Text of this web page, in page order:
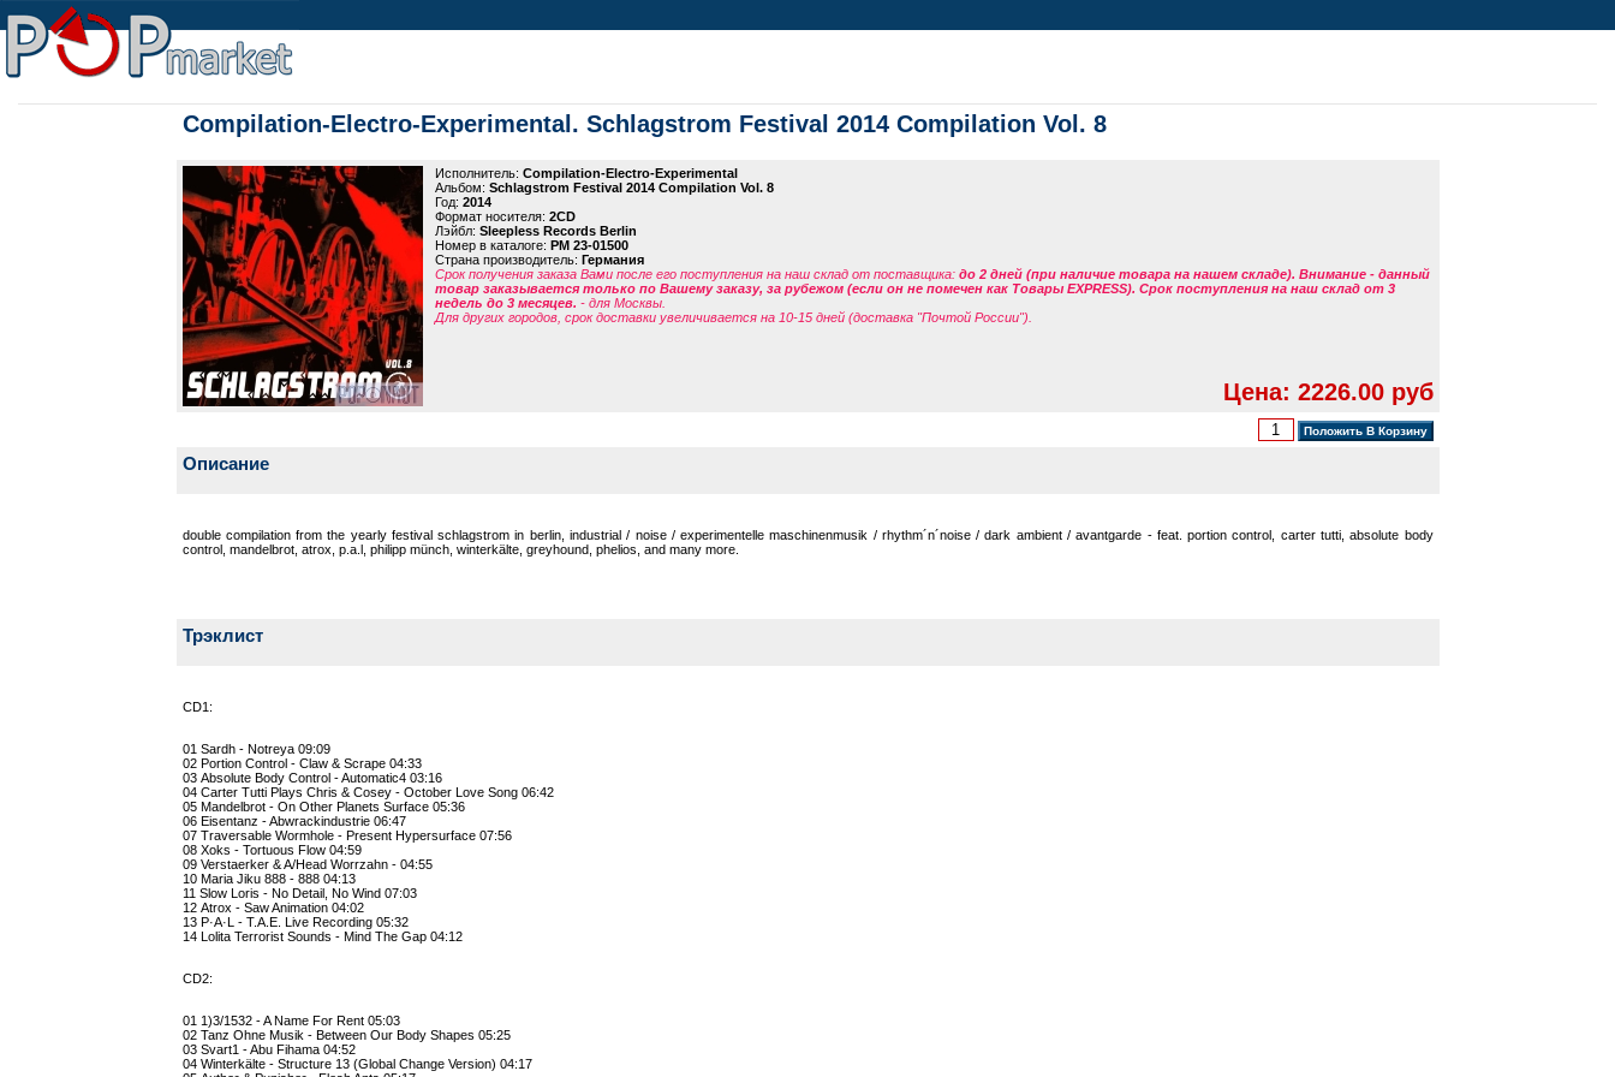
Compilation-Electro-Experimental. Schlagstrom Festival 2014 Compilation Vol. 8
Исполнитель: Compilation-Electro-Experimental
Альбом: Schlagstrom Festival 2014 Compilation Vol. 8
Год: 2014
Формат носителя: 2CD
Лэйбл: Sleepless Records Berlin
Номер в каталоге: PM 23-01500
Страна производитель: Германия
Срок получения заказа Вами после его поступления на наш склад от поставщика: до 2 дней (при наличие товара на нашем складе). Внимание - данный
товар заказывается только по Вашему заказу, за рубежом (если он не помечен как Товары EXPRESS). Срок поступления на наш склад от 3
недель до 3 месяцев. - для Москвы.
Для других городов, срок доставки увеличивается на 10-15 дней (доставка "Почтой России").
Цена: 2226.00 руб
Описание
double compilation from the yearly festival schlagstrom in berlin, industrial / noise / experimentelle maschinenmusik / rhythm´n´noise / dark ambient / avantgarde - feat. portion control, carter tutti, absolute body
control, mandelbrot, atrox, p.a.l, philipp münch, winterkälte, greyhound, phelios, and many more.
Трэклист
CD1:
01 Sardh - Notreya 09:09
02 Portion Control - Claw & Scrape 04:33
03 Absolute Body Control - Automatic4 03:16
04 Carter Tutti Plays Chris & Cosey - October Love Song 06:42
05 Mandelbrot - On Other Planets Surface 05:36
06 Eisentanz - Abwrackindustrie 06:47
07 Traversable Wormhole - Present Hypersurface 07:56
08 Xoks - Tortuous Flow 04:59
09 Verstaerker & A/Head Worrzahn - 04:55
10 Maria Jiku 888 - 888 04:13
11 Slow Loris - No Detail, No Wind 07:03
12 Atrox - Saw Animation 04:02
13 P·A·L - T.A.E. Live Recording 05:32
14 Lolita Terrorist Sounds - Mind The Gap 04:12
CD2:
01 1)3/1532 - A Name For Rent 05:03
02 Tanz Ohne Musik - Between Our Body Shapes 05:25
03 Svart1 - Abu Fihama 04:52
04 Winterkälte - Structure 13 (Global Change Version) 04:17